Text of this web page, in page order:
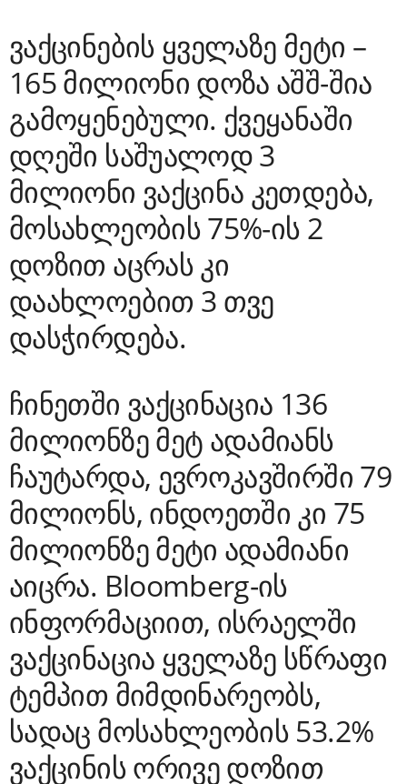
ვაქცინების ყველაზე მეტი –
165 მილიონი დოზა აშშ-შია
გამოყენებული. ქვეყანაში
დღეში საშუალოდ 3
მილიონი ვაქცინა კეთდება,
მოსახლეობის 75%-ის 2
დოზით აცრას კი
დაახლოებით 3 თვე
დასჭირდება.
ჩინეთში ვაქცინაცია 136
მილიონზე მეტ ადამიანს
ჩაუტარდა, ევროკავშირში 79
მილიონს, ინდოეთში კი 75
მილიონზე მეტი ადამიანი
აიცრა. Bloomberg-ის
ინფორმაციით, ისრაელში
ვაქცინაცია ყველაზე სწრაფი
ტემპით მიმდინარეობს,
სადაც მოსახლეობის 53.2%
ვაქცინის ორივე დოზით